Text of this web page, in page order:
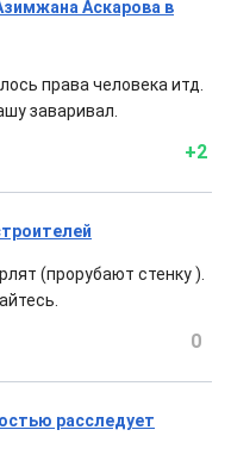
Аскарова в
права человека итд.
заваривал.
+2
(прорубают стенку ).
0
расследует